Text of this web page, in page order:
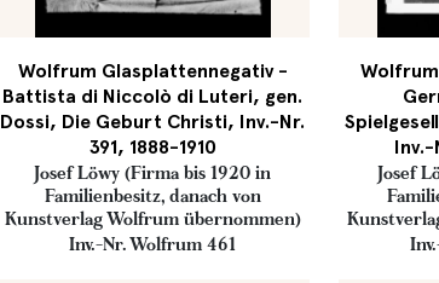
Wolfrum Glasplattennegativ -
Battista di Niccolò di Luteri, gen.
Dossi, Die Geburt Christi, Inv.-Nr.
391, 1888-1910
Josef Löwy (Firma bis 1920 in
Familienbesitz, danach von
Kunstverlag Wolfrum übernommen)
Inv.-Nr. Wolfrum 461
Inv.-
Josef